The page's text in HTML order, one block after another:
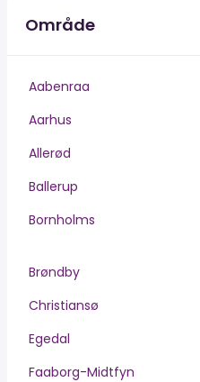
Område
Aabenraa
Aarhus
Allerød
Ballerup
Bornholms
Brøndby
Christiansø
Egedal
Faaborg-Midtfyn